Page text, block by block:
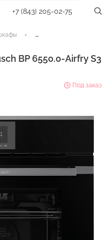
+7 (843) 205-02-75
Электрические
BP 6550.0-Airfry S3
Под заказ